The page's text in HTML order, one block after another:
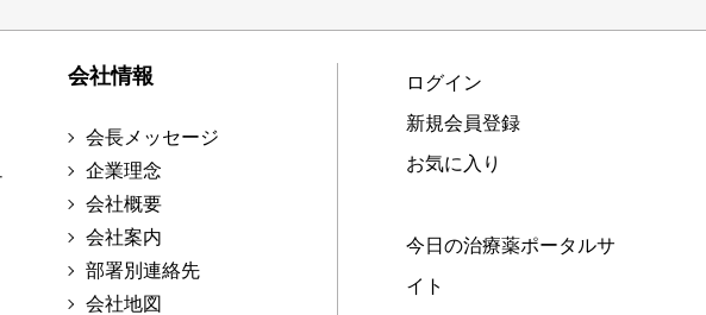
会社情報
会長メッセージ
企業理念
会社概要
会社案内
部署別連絡先
会社地図
ログイン
新規会員登録
お気に入り
今日の治療薬ポータルサ
イト